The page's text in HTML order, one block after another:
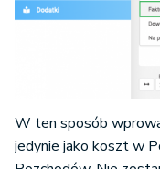
W ten sposób
jedynie jako koszt w